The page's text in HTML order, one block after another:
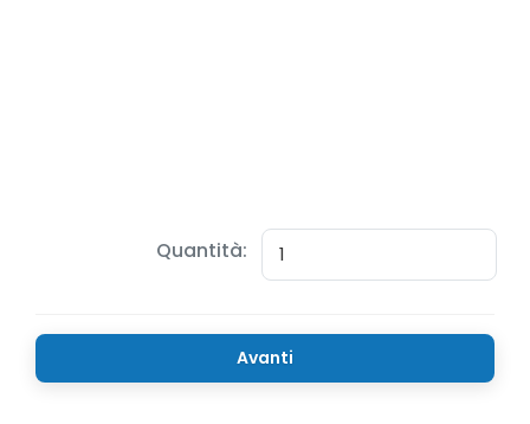
Quantità:
Avanti